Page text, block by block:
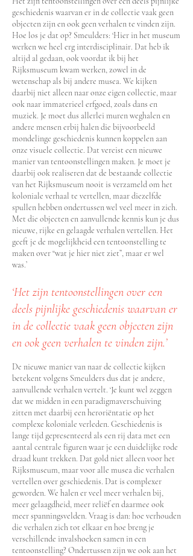
geschiedenis waarvan er in de collectie vaak geen
objecten zijn en ook geen verhalen te vinden zijn.
Hoe los je dat op? Smeulders: ‘Hier in het museum
werken we heel erg interdisciplinair. Dat heb ik
altijd al gedaan, ook voordat ik bij het
Rijksmuseum kwam werken, zowel in de
wetenschap als bij andere musea. We kijken
daarbij niet alleen naar onze eigen collectie, maar
ook naar immaterieel erfgoed, zoals dans en
muziek. Je moet dus allerlei muren weghalen en
andere mensen erbij halen die bijvoorbeeld
mondelinge geschiedenis kunnen koppelen aan
onze visuele collectie. Dat vereist een nieuwe
manier van tentoonstellingen maken. Je moet je
daarbij ook realiseren dat de bestaande collectie
van het Rijksmuseum nooit is verzameld om het
koloniale verhaal te vertellen, maar diezelfde
spullen hebben ondertussen wel veel meer in zich.
Met die objecten en aanvullende kennis kun je dus
nieuwe, rijke en gelaagde verhalen vertellen. Het
geeft je de mogelijkheid een tentoonstelling te
maken over “wat je hier niet ziet”, maar er wel
was.’
‘Het zijn tentoonstellingen over een
deels pijnlijke geschiedenis waarvan er
in de collectie vaak geen objecten zijn
en ook geen verhalen te vinden zijn.’
De nieuwe manier van naar de collectie kijken
betekent volgens Smeulders dus dat je andere,
aanvullende verhalen vertelt. ‘Je kunt wel zeggen
dat we midden in een paradigmaverschuiving
zitten met daarbij een heroriëntatie op het
complexe koloniale verleden. Geschiedenis is
lange tijd gepresenteerd als een rij data met een
aantal centrale figuren waar je een duidelijke rode
draad kunt trekken. Dat gold niet alleen voor het
Rijksmuseum, maar voor alle musea die verhalen
vertellen over geschiedenis. Dat is complexer
geworden. We halen er veel meer verhalen bij,
meer gelaagdheid, meer reliëf en daarmee ook
meer spanningsvelden. Vraag is dan: hoe verhouden
die verhalen zich tot elkaar en hoe breng je
verschillende invalshoeken samen in een
tentoonstelling? Ondertussen zijn we ook aan het